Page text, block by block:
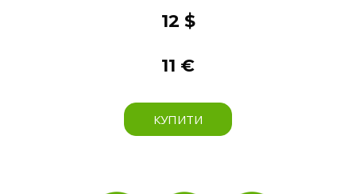
12 $
11 €
КУПИТИ